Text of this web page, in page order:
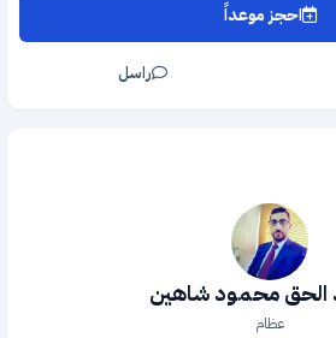
احجز موعداً
راسل
الحق محمود شاهين
عظام